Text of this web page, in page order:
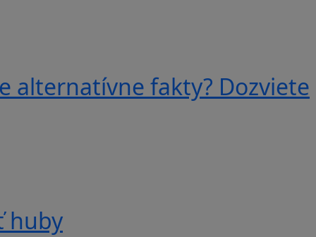
alternatívne fakty? Dozviete
huby